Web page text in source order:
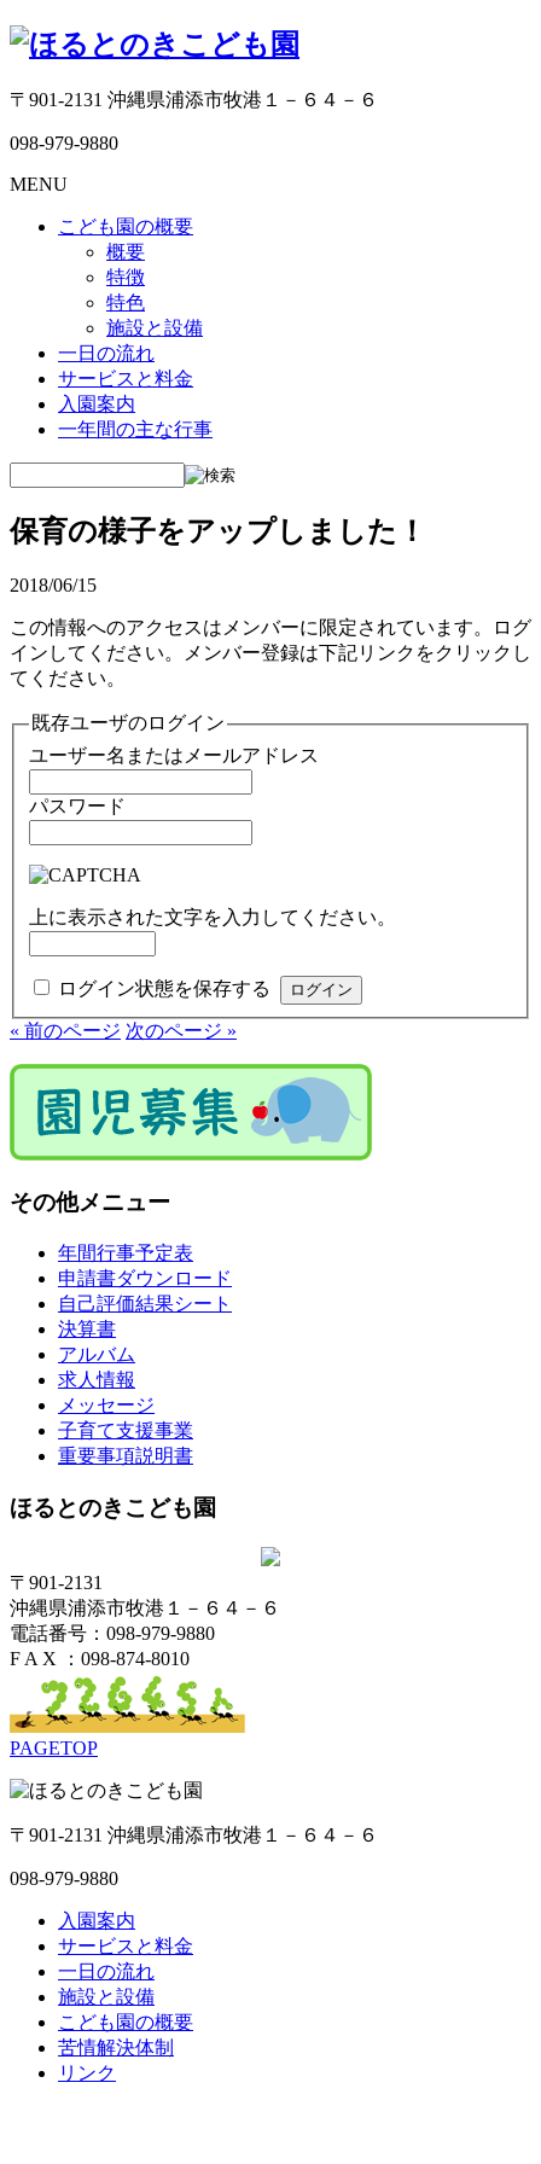
〒901-2131 沖縄県浦添市牧港１－６４－６
098-979-9880
MENU
こども園の概要
概要
特徴
特色
施設と設備
一日の流れ
サービスと料金
入園案内
一年間の主な行事
保育の様子をアップしました！
2018/06/15
この情報へのアクセスはメンバーに限定されています。ログ
インしてください。メンバー登録は下記リンクをクリックし
てください。
既存ユーザのログイン
ユーザー名またはメールアドレス
パスワード
上に表示された文字を入力してください。
ログイン状態を保存する
« 前のページ 次のページ »
その他メニュー
年間行事予定表
申請書ダウンロード
自己評価結果シート
決算書
アルバム
求人情報
メッセージ
子育て支援事業
重要事項説明書
ほるとのきこども園
〒901-2131
沖縄県浦添市牧港１－６４－６
電話番号：098-979-9880
F A X ：098-874-8010
PAGETOP
〒901-2131 沖縄県浦添市牧港１－６４－６
098-979-9880
入園案内
サービスと料金
一日の流れ
施設と設備
こども園の概要
苦情解決体制
リンク